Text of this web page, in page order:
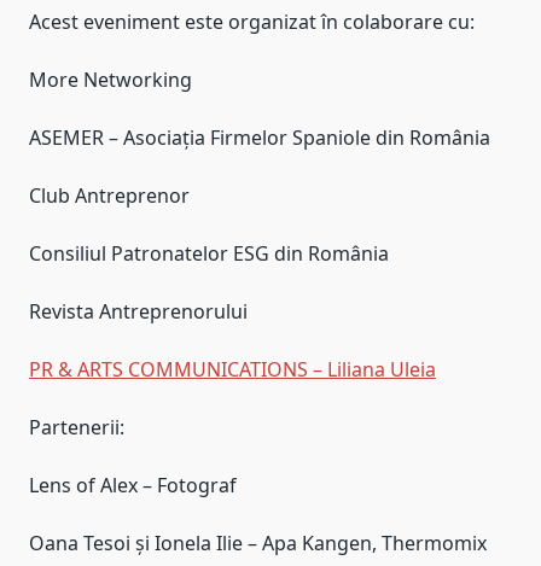
Acest eveniment este organizat în colaborare cu:
More Networking
ASEMER – Asociația Firmelor Spaniole din România
Club Antreprenor
Consiliul Patronatelor ESG din România
Revista Antreprenorului
PR & ARTS COMMUNICATIONS – Liliana Uleia
Partenerii:
Lens of Alex – Fotograf
Oana Tesoi și Ionela Ilie – Apa Kangen, Thermomix